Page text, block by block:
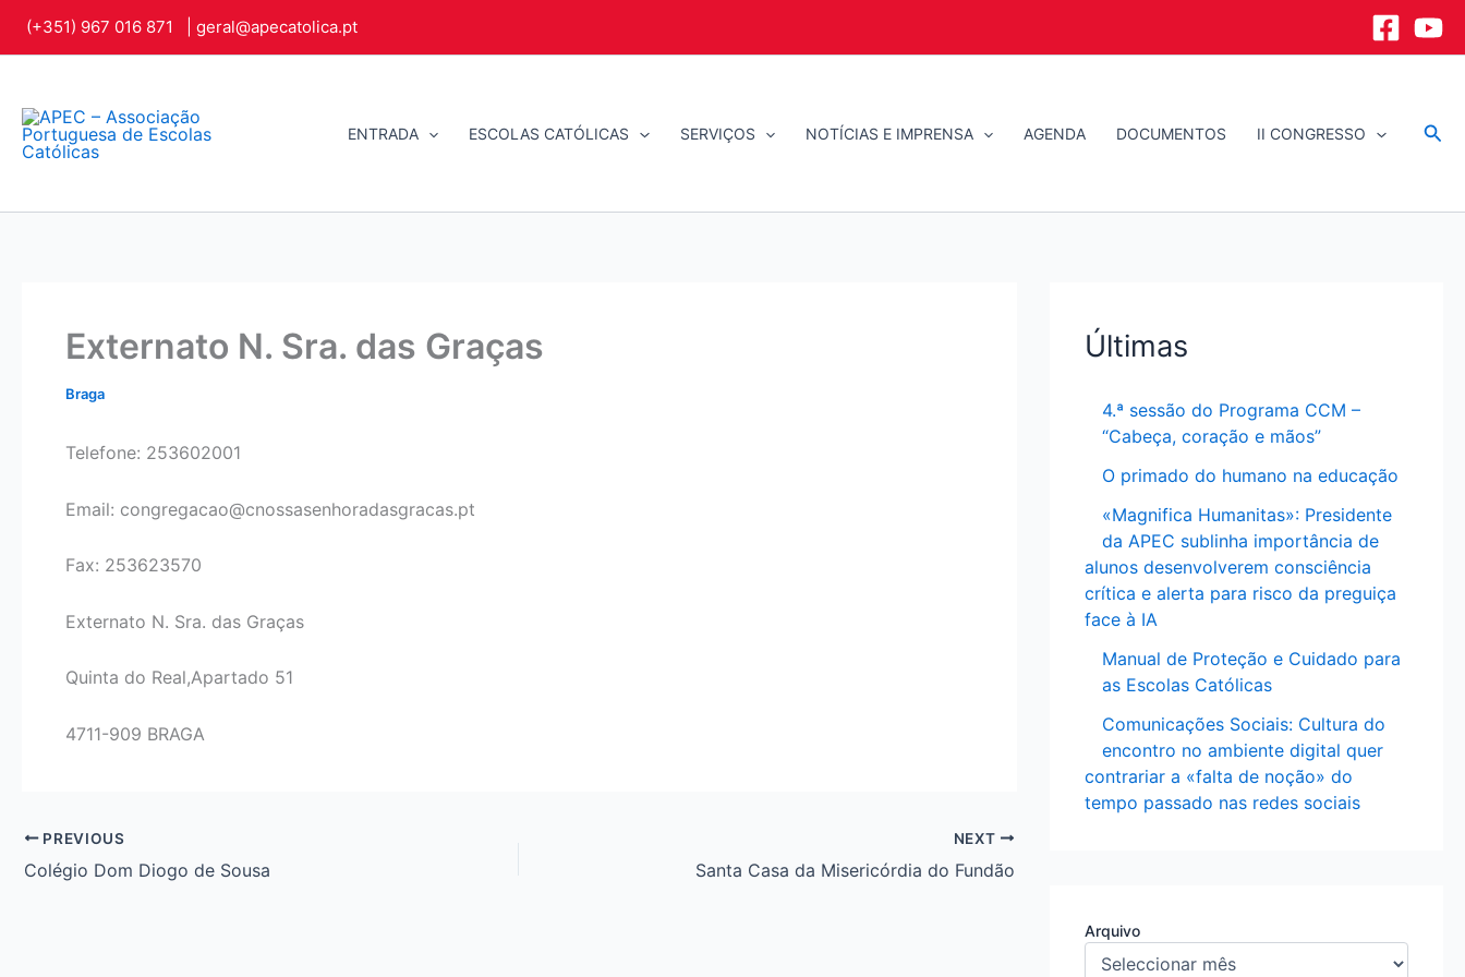
Skip
(+351) 967 016 871 | geral@apecatolica.pt
ENTRADA ESCOLAS CATÓLICAS SERVIÇOS NOTÍCIAS E IMPRENSA AGENDA DOCUMENTOS II CONGRESSO
Externato N. Sra. das Graças
Braga
Telefone: 253602001
Email: congregacao@cnossasenhoradasgracas.pt
Fax: 253623570
Externato N. Sra. das Graças
Quinta do Real,Apartado 51
4711-909 BRAGA
PREVIOUS
Colégio Dom Diogo de Sousa
NEXT
Santa Casa da Misericórdia do Fundão
Últimas
4.ª sessão do Programa CCM –
“Cabeça, coração e mãos”
O primado do humano na educação
«Magnifica Humanitas»: Presidente
da APEC sublinha importância de
alunos desenvolverem consciência
crítica e alerta para risco da preguiça
face à IA
Manual de Proteção e Cuidado para
as Escolas Católicas
Comunicações Sociais: Cultura do
encontro no ambiente digital quer
contrariar a «falta de noção» do
tempo passado nas redes sociais
Arquivo